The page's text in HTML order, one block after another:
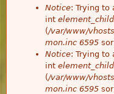
Notice: Trying to
int
(/var/www/
mon.inc 6595
Notice: Trying to
int
(/var/www/
mon.inc 6595